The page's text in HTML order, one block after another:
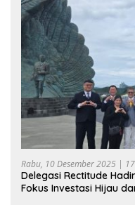
Rabu, 10 Desember 2025 |
Delegasi Rectitude
Fokus Investasi Hijau